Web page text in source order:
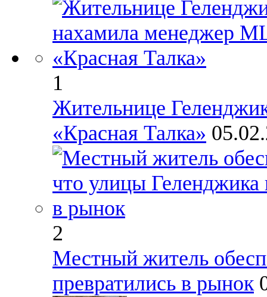
1
Жительнице
«Красная Талка»
2
Местный житель
превратились в рынок